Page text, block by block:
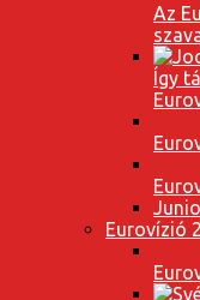
Az
Így
Eurovízió